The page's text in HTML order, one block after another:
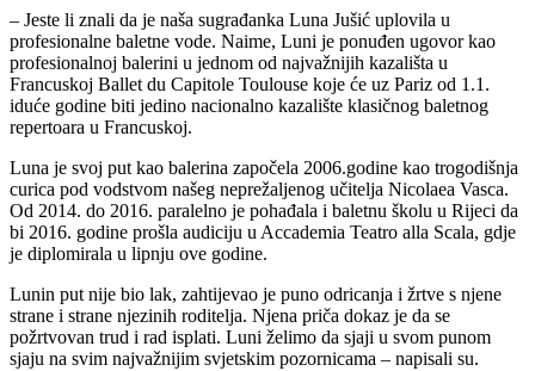
– Jeste li znali da je naša sugrađanka Luna Jušić uplovila u
profesionalne baletne vode. Naime, Luni je ponuđen ugovor kao
profesionalnoj balerini u jednom od najvažnijih kazališta u
Francuskoj Ballet du Capitole Toulouse koje će uz Pariz od 1.1.
iduće godine biti jedino nacionalno kazalište klasičnog baletnog
repertoara u Francuskoj.
Luna je svoj put kao balerina započela 2006.godine kao trogodišnja
curica pod vodstvom našeg neprežaljenog učitelja Nicolaea Vasca.
Od 2014. do 2016. paralelno je pohađala i baletnu školu u Rijeci da
bi 2016. godine prošla audiciju u Accademia Teatro alla Scala, gdje
je diplomirala u lipnju ove godine.
Lunin put nije bio lak, zahtijevao je puno odricanja i žrtve s njene
strane i strane njezinih roditelja. Njena priča dokaz je da se
požrtvovan trud i rad isplati. Luni želimo da sjaji u svom punom
sjaju na svim najvažnijim svjetskim pozornicama – napisali su.